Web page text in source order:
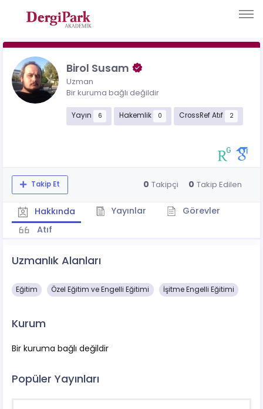
Birol Susam
Uzman
Bir kuruma bağlı değildir
Yayın 6 Hakemlik 0 CrossRef Atıf 2
Takip Et 0 Takipçi 0 Takip Edilen
Hakkında Yayınlar
Görevler
Atıf
Uzmanlık Alanları
Eğitim Özel Eğitim ve Engelli Eğitimi İşitme Engelli Eğitimi
Kurum
Bir kuruma bağlı değildir
Popüler Yayınları